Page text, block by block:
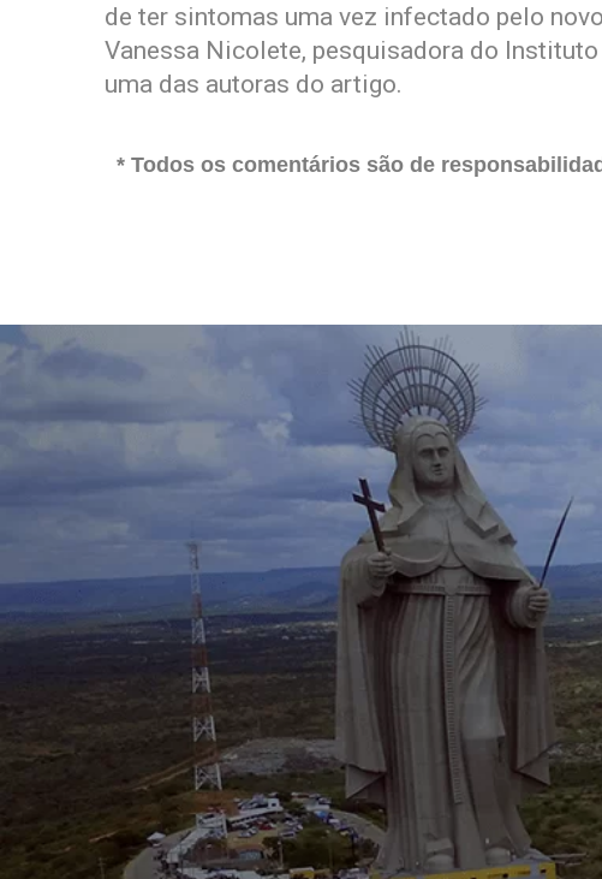
de ter sintomas uma vez infectado pelo
Vanessa Nicolete, pesquisadora do
uma das autoras do artigo.
* Todos os comentários são de